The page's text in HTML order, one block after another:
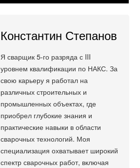
Константин Степанов
Я сварщик 5-го разряда с III
уровнем квалификации по НАКС. За
свою карьеру я работал на
различных строительных и
промышленных объектах, где
приобрел глубокие знания и
практические навыки в области
сварочных технологий. Моя
специализация охватывает широкий
спектр сварочных работ, включая